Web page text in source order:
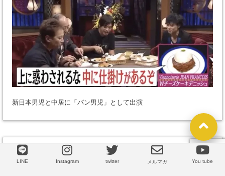
LINE
新日本男児と中居に「パン男児」として出演
講演実績
LINE Instagram twitter メルマガ You tube